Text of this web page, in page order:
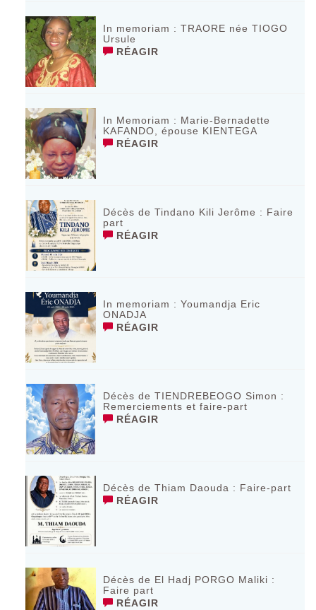
In memoriam : TRAORE née TIOGO
Ursule
RÉAGIR
In Memoriam : Marie-Bernadette
KAFANDO, épouse KIENTEGA
RÉAGIR
Décès de Tindano Kili Jerôme : Faire
part
RÉAGIR
In memoriam : Youmandja Eric
ONADJA
RÉAGIR
Décès de TIENDREBEOGO Simon :
Remerciements et faire-part
RÉAGIR
Décès de Thiam Daouda : Faire-part
RÉAGIR
Décès de El Hadj PORGO Maliki :
Faire part
RÉAGIR